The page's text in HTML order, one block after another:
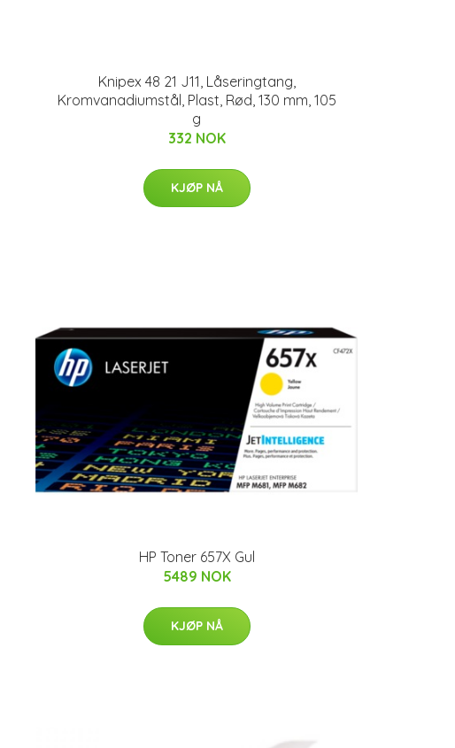
Knipex 48 21 J11, Låseringtang,
Kromvanadiumstål, Plast, Rød, 130 mm, 105
g
332 NOK
KJØP NÅ
HP Toner 657X Gul
5489 NOK
KJØP NÅ